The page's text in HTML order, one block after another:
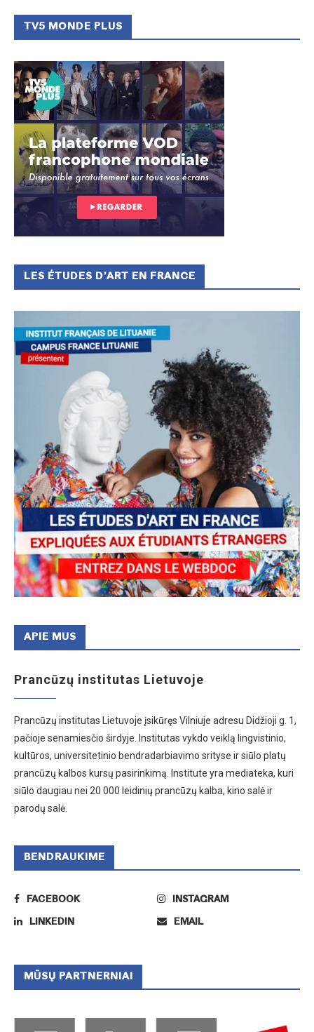
TV5 MONDE PLUS
LES ÉTUDES D’ART EN FRANCE
APIE MUS
Prancūzų institutas Lietuvoje
Prancūzų institutas Lietuvoje įsikūręs Vilniuje adresu Didžioji g. 1,
pačioje senamiesčio širdyje. Institutas vykdo veiklą lingvistinio,
kultūros, universitetinio bendradarbiavimo srityse ir siūlo platų
prancūzų kalbos kursų pasirinkimą. Institute yra mediateka, kuri
siūlo daugiau nei 20 000 leidinių prancūzų kalba, kino salė ir
parodų salė.
BENDRAUKIME
FACEBOOK INSTAGRAM
LINKEDIN EMAIL
MŪSŲ PARTNERNIAI